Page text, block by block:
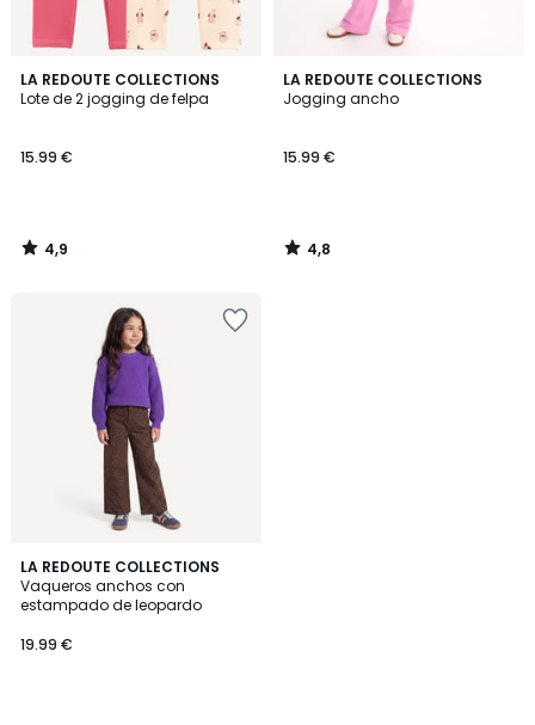
LA REDOUTE COLLECTIONS
Lote de 2 jogging de felpa
15.99 €
4,9
/ 5
4,9
/
LA REDOUTE COLLECTIONS
Jogging ancho
15.99 €
4,8
/ 5
4,8
/
LA REDOUTE COLLECTIONS
Vaqueros anchos con
estampado de leopardo
19.99 €
4,2
/ 5